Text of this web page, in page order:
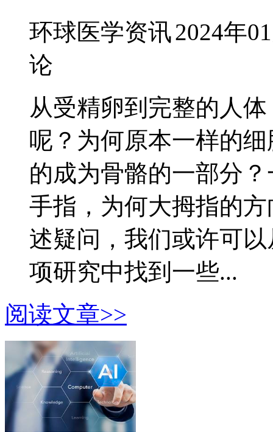
环球医学资讯2024年
论
从受精卵到完整的人
呢？为何原本一样的
的成为骨骼的一部分
手指，为何大拇指的
述疑问，我们或许可
项研究中找到一些...
阅读文章>>